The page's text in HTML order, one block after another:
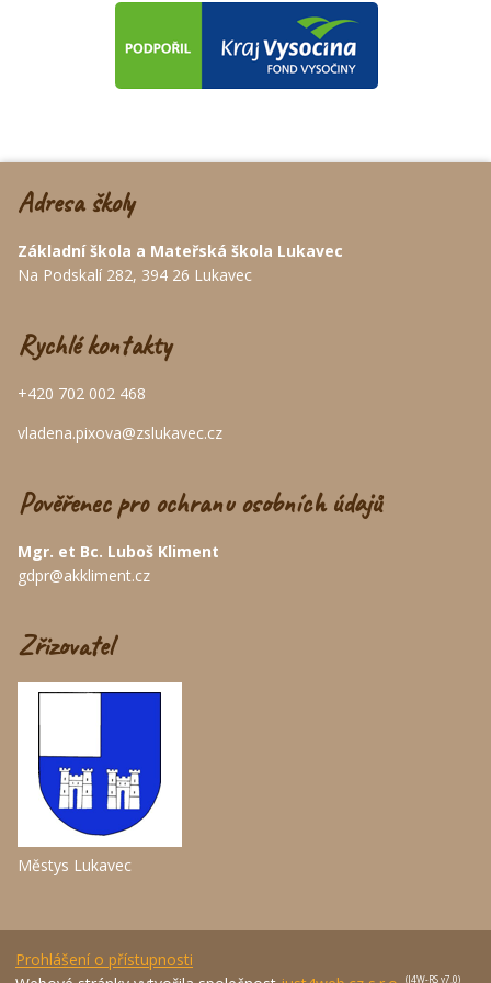
Adresa školy
Základní škola a Mateřská škola Lukavec
Na Podskalí 282, 394 26 Lukavec
Rychlé kontakty
+420 702 002 468
vladena.pixova@zslukavec.cz
Pověřenec pro ochranu osobních údajů
Mgr. et Bc. Luboš Kliment
gdpr@akkliment.cz
Zřizovatel
Městys Lukavec
Prohlášení o přístupnosti
(J4W-RS v7.0)